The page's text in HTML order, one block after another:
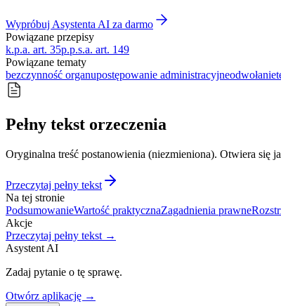
Wypróbuj Asystenta AI za darmo
Powiązane przepisy
k.p.a. art. 35p.p.s.a. art. 149
Powiązane tematy
bezczynność organupostępowanie administracyjneodwołanie
Pełny tekst orzeczenia
Oryginalna treść postanowienia (niezmieniona). Otwiera się
Przeczytaj pełny tekst
Na tej stronie
PodsumowanieWartość praktycznaZagadnienia prawne
Akcje
Przeczytaj pełny tekst →
Asystent AI
Zadaj pytanie o tę sprawę.
Otwórz aplikację →